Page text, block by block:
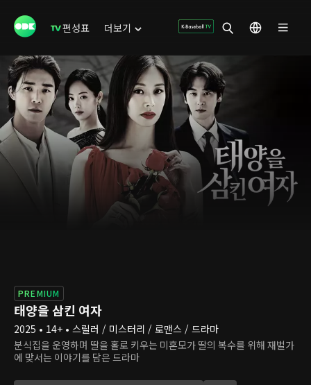
편성표 더보기
PREMIUM
태양을 삼킨 여자
2025 • 14+ • 스릴러 / 미스터리 / 로맨스 / 드라마
분식집을 운영하며 딸을 홀로 키우는 미혼모가 딸의 복수를 위해 재벌가
에 맞서는 이야기를 담은 드라마